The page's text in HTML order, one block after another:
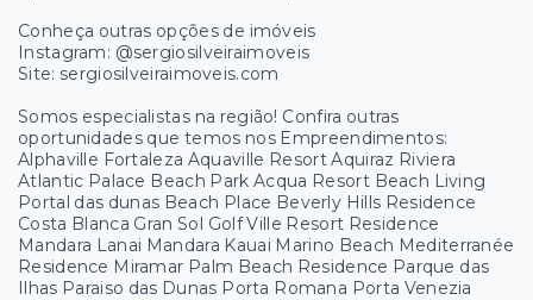
Conheça outras opções de imóveis
Instagram: @sergiosilveiraimoveis
Site: sergiosilveiraimoveis.com
Somos especialistas na região! Confira outras
oportunidades que temos nos Empreendimentos:
Alphaville Fortaleza Aquaville Resort Aquiraz Riviera
Atlantic Palace Beach Park Acqua Resort Beach Living
Portal das dunas Beach Place Beverly Hills Residence
Costa Blanca Gran Sol Golf Ville Resort Residence
Mandara Lanai Mandara Kauai Marino Beach Mediterranée
Residence Miramar Palm Beach Residence Parque das
Ilhas Paraiso das Dunas Porta Romana Porta Venezia